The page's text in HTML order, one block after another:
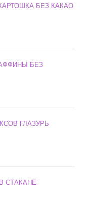
БЕЗ КАКАО
БЕЗ
ГЛАЗУРЬ
СТАКАНЕ